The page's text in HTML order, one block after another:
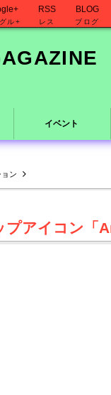
ン
アイコン「
ル+
RSS
レス
BLOG
ブログ
イベント